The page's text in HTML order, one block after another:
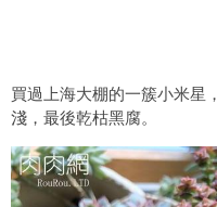
買過上海大棚的一簇小米星
淺，最後乾枯黑腐。